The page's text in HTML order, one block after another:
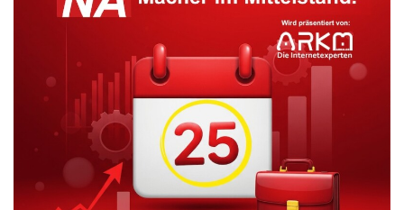
Mitarbeiterschulungen